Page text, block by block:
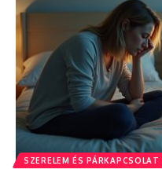
SZERELEM ÉS PÁRKAPCSOLAT